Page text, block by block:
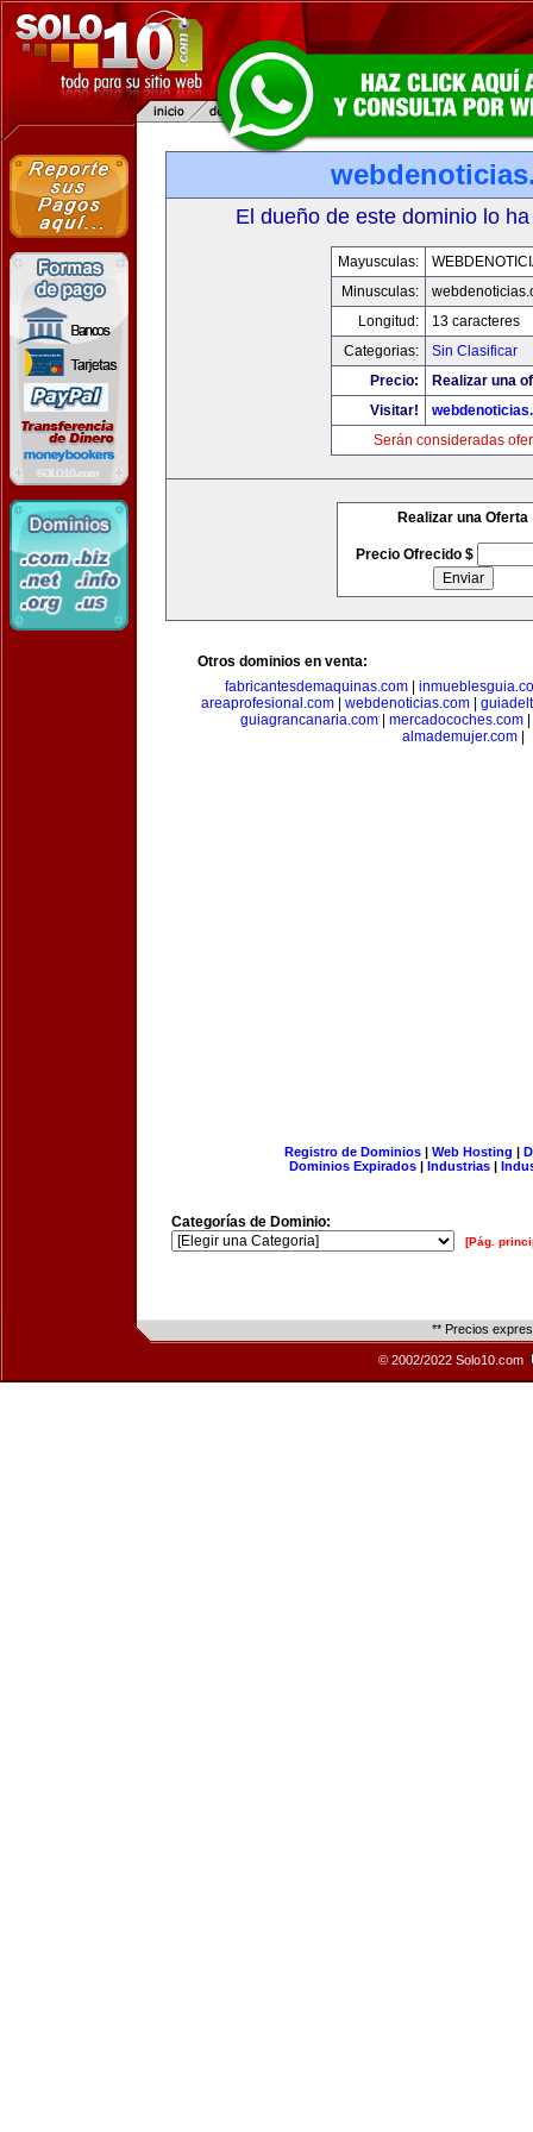
El dueño de este dominio lo
Mayusculas:
Minusculas:
Longitud:
13 caracteres
Categorias:
Sin Clasificar
Precio:
Realizar una
Visitar!
Serán consideradas
Realizar una Oferta
Precio Ofrecido $
Otros dominios en venta:
fabricantesdemaquinas.com|
areaprofesional.com
webdenoticias.com
guiagrancanaria.com
mercadocoches.com
almademujer.com|
Registro de Dominios| Web Hosting |
Dominios Expirados | Industrias |
Categorías de Dominio:
[Pág.
** Precios
© 2002/2022 Solo10.com